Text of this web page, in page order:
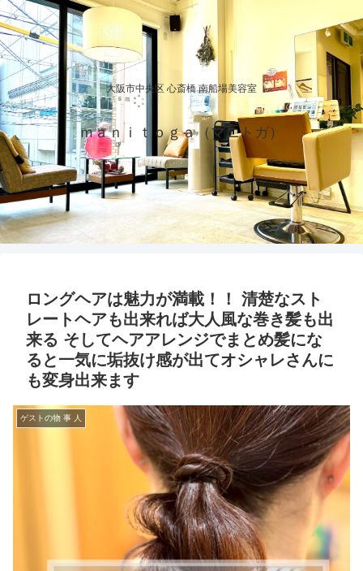
大阪市中央区 心斎橋 南船場美容室
ｍａｎｉｔｏｇａ（マニトガ）
ロングヘアは魅力が満載！！ 清楚なスト
レートヘアも出来れば大人風な巻き髪も出
来る そしてヘアアレンジでまとめ髪にな
ると一気に垢抜け感が出てオシャレさんに
も変身出来ます
ゲストの物 事 人